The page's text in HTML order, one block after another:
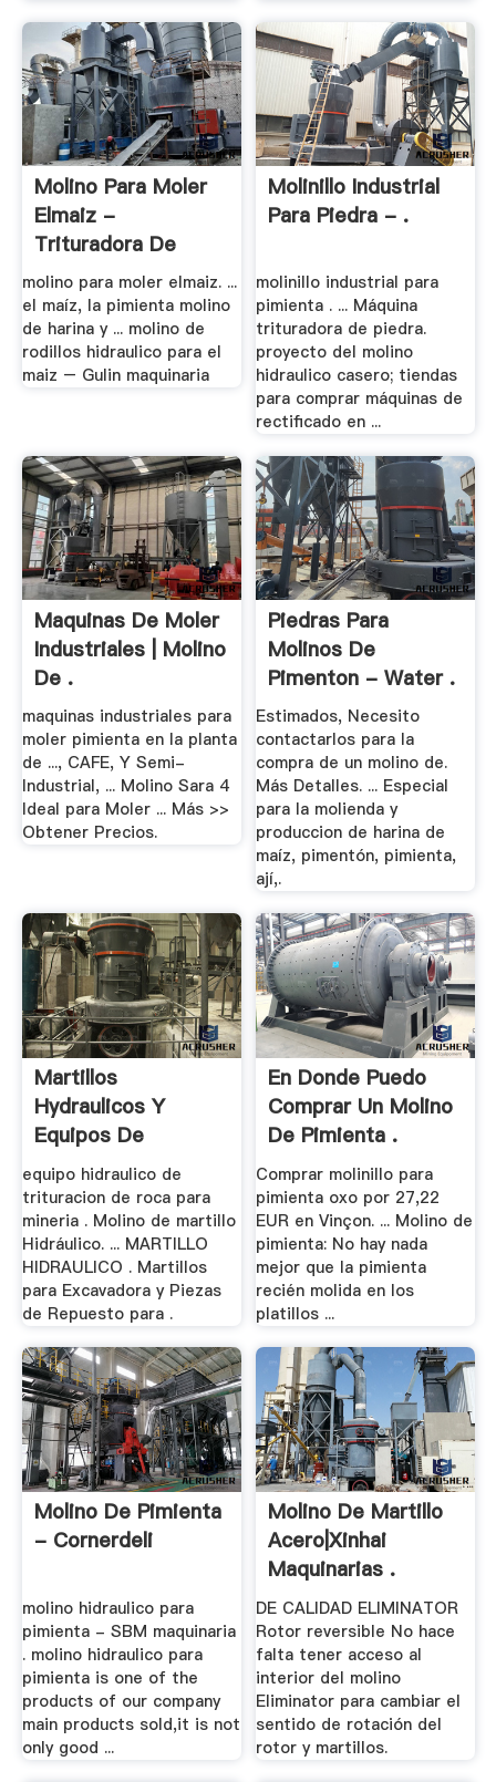
Molino Para Moler
Elmaiz -
Trituradora De
Cono
molino para moler elmaiz. ...
el maíz, la pimienta molino
de harina y ... molino de
rodillos hidraulico para el
maiz – Gulin maquinaria
Molinillo Industrial
Para Piedra - .
molinillo industrial para
pimienta . ... Máquina
trituradora de piedra.
proyecto del molino
hidraulico casero; tiendas
para comprar máquinas de
rectificado en ...
Maquinas De Moler
Industriales | Molino
De .
maquinas industriales para
moler pimienta en la planta
de ..., CAFE, Y Semi-
Industrial, ... Molino Sara 4
Ideal para Moler ... Más >>
Obtener Precios.
Piedras Para
Molinos De
Pimenton - Water .
Estimados, Necesito
contactarlos para la
compra de un molino de.
Más Detalles. ... Especial
para la molienda y
produccion de harina de
maíz, pimentón, pimienta,
ají,.
Martillos
Hydraulicos Y
Equipos De
Trituracion
equipo hidraulico de
trituracion de roca para
mineria . Molino de martillo
Hidráulico. ... MARTILLO
HIDRAULICO . Martillos
para Excavadora y Piezas
de Repuesto para .
En Donde Puedo
Comprar Un Molino
De Pimienta .
Comprar molinillo para
pimienta oxo por 27,22
EUR en Vinçon. ... Molino de
pimienta: No hay nada
mejor que la pimienta
recién molida en los
platillos ...
Molino De Pimienta
- Cornerdeli
molino hidraulico para
pimienta - SBM maquinaria
. molino hidraulico para
pimienta is one of the
products of our company
main products sold,it is not
only good ...
Molino De Martillo
Acero|Xinhai
Maquinarias .
DE CALIDAD ELIMINATOR
Rotor reversible No hace
falta tener acceso al
interior del molino
Eliminator para cambiar el
sentido de rotación del
rotor y martillos.